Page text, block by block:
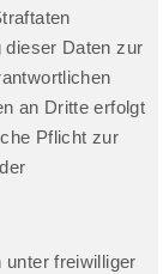
dieser Daten zur
an Dritte erfolgt
Pflicht zur
unter freiwilliger